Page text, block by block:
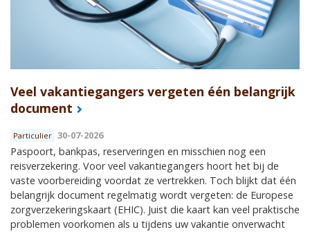
Veel vakantiegangers vergeten één belangrijk
document
Particulier 30-07-2026
Paspoort, bankpas, reserveringen en misschien nog een
reisverzekering. Voor veel vakantiegangers hoort het bij de
vaste voorbereiding voordat ze vertrekken. Toch blijkt dat één
belangrijk document regelmatig wordt vergeten: de Europese
zorgverzekeringskaart (EHIC). Juist die kaart kan veel praktische
problemen voorkomen als u tijdens uw vakantie onverwacht